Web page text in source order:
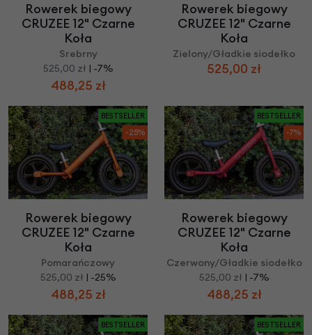
Rowerek biegowy
CRUZEE 12" Czarne
Koła
Srebrny
525,00 zł | -7%
488,25 zł
Rowerek biegowy
CRUZEE 12" Czarne
Koła
Zielony/Gładkie siodełko
525,00 zł
BESTSELLER
-25%
Rowerek biegowy
CRUZEE 12" Czarne
Koła
Pomarańczowy
525,00 zł | -25%
488,25 zł
BESTSELLER
-7%
Rowerek biegowy
CRUZEE 12" Czarne
Koła
Czerwony/Gładkie siodełko
525,00 zł | -7%
488,25 zł
BESTSELLER
BESTSELLER